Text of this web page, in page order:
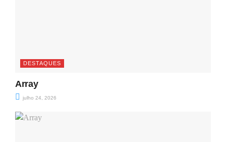
DESTAQUES
Array
julho 24, 2026